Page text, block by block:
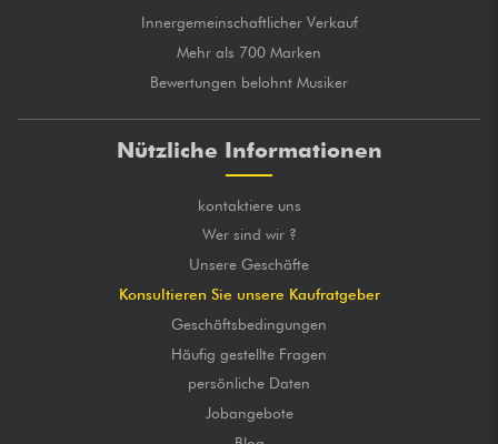
Innergemeinschaftlicher Verkauf
Mehr als 700 Marken
Bewertungen belohnt Musiker
Nützliche Informationen
kontaktiere uns
Wer sind wir ?
Unsere Geschäfte
Konsultieren Sie unsere Kaufratgeber
Geschäftsbedingungen
Häufig gestellte Fragen
persönliche Daten
Jobangebote